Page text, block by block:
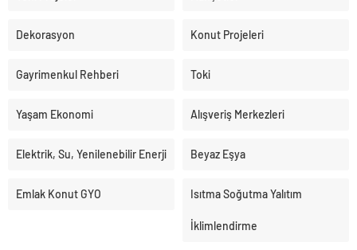
Dekorasyon Konut Projeleri
Gayrimenkul Rehberi Toki
Yaşam Ekonomi Alışveriş Merkezleri
Elektrik, Su, Yenilenebilir Enerji Beyaz Eşya
Emlak Konut GYO Isıtma Soğutma Yalıtım
İklimlendirme